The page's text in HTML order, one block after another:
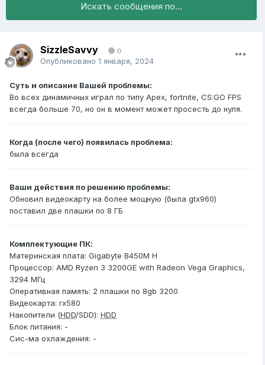
Искать сообщения по...
SizzleSavvy 0
Опубликовано 1 января, 2024
Суть и описание Вашей проблемы:
Во всех динамичных играл по типу Apex, fortnite, CS:GO FPS
всегда больше 70, но он в момент может просесть до нуля.
Когда (после чего) появилась проблема:
была всегда
Ваши действия по решению проблемы:
Обновил видеокарту на более мощную (была gtx960)
поставил две плашки по 8 ГБ
Комплектующие ПК:
Материнская плата: Gigabyte B450M H
Процессор: AMD Ryzen 3 3200GE with Radeon Vega Graphics,
3294 МГц
Оперативная память: 2 плашки по 8gb 3200
Видеокарта: rx580
Накопители (HDD/SDD): HDD
Блок питания: -
Сис-ма охлаждения: -